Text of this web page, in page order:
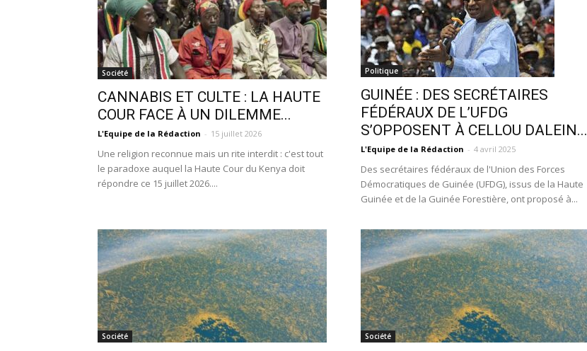
Société
CANNABIS ET CULTE : LA HAUTE
COUR FACE À UN DILEMME...
L'Equipe de la Rédaction - 15 juillet 2026
Une religion reconnue mais un rite interdit : c'est tout
le paradoxe auquel la Haute Cour du Kenya doit
répondre ce 15 juillet 2026....
Politique
GUINÉE : DES SECRÉTAIRES
FÉDÉRAUX DE L’UFDG
S’OPPOSENT À CELLOU DALEIN...
L'Equipe de la Rédaction - 4 avril 2025
Des secrétaires fédéraux de l'Union des Forces
Démocratiques de Guinée (UFDG), issus de la Haute
Guinée et de la Guinée Forestière, ont proposé à...
Société Société